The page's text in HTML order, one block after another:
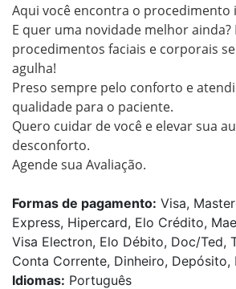
Aqui você encontra o procedimento
E quer uma novidade melhor ainda?
procedimentos faciais e corporais
agulha!
Preso sempre pelo conforto e
qualidade para o paciente.
Quero cuidar de você e elevar sua
desconforto.
Agende sua Avaliação.
Formas de pagamento: Visa,
Express, Hipercard, Elo Crédito,
Visa Electron, Elo Débito, Doc/Ted,
Conta Corrente, Dinheiro, Depósito,
Idiomas: Português